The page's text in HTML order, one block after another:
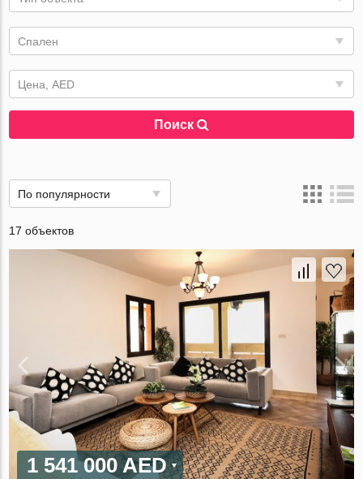
Спален
Цена, AED
Поиск
По популярности
17 объектов
1 541 000 AED